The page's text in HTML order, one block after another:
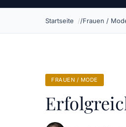
Startseite Frauen /
FRAUEN / MODE